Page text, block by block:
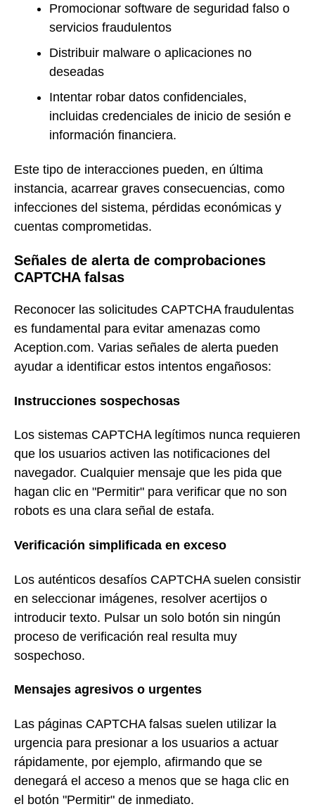
Promocionar software de seguridad falso o
servicios fraudulentos
Distribuir malware o aplicaciones no
deseadas
Intentar robar datos confidenciales,
incluidas credenciales de inicio de sesión e
información financiera.
Este tipo de interacciones pueden, en última
instancia, acarrear graves consecuencias, como
infecciones del sistema, pérdidas económicas y
cuentas comprometidas.
Señales de alerta de comprobaciones
CAPTCHA falsas
Reconocer las solicitudes CAPTCHA fraudulentas
es fundamental para evitar amenazas como
Aception.com. Varias señales de alerta pueden
ayudar a identificar estos intentos engañosos:
Instrucciones sospechosas
Los sistemas CAPTCHA legítimos nunca requieren
que los usuarios activen las notificaciones del
navegador. Cualquier mensaje que les pida que
hagan clic en "Permitir" para verificar que no son
robots es una clara señal de estafa.
Verificación simplificada en exceso
Los auténticos desafíos CAPTCHA suelen consistir
en seleccionar imágenes, resolver acertijos o
introducir texto. Pulsar un solo botón sin ningún
proceso de verificación real resulta muy
sospechoso.
Mensajes agresivos o urgentes
Las páginas CAPTCHA falsas suelen utilizar la
urgencia para presionar a los usuarios a actuar
rápidamente, por ejemplo, afirmando que se
denegará el acceso a menos que se haga clic en
el botón "Permitir" de inmediato.